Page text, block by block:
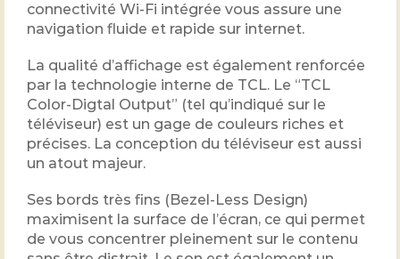
connectivité Wi-Fi intégrée vous assure une
navigation fluide et rapide sur internet.
La qualité d’affichage est également renforcée
par la technologie interne de TCL. Le “TCL
Color-Digtal Output” (tel qu’indiqué sur le
téléviseur) est un gage de couleurs riches et
précises. La conception du téléviseur est aussi
un atout majeur.
Ses bords très fins (Bezel-Less Design)
maximisent la surface de l’écran, ce qui permet
de vous concentrer pleinement sur le contenu